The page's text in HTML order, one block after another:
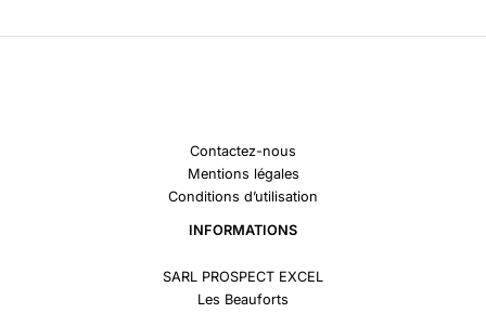
Contactez-nous
Mentions légales
Conditions d’utilisation
INFORMATIONS
SARL PROSPECT EXCEL
Les Beauforts